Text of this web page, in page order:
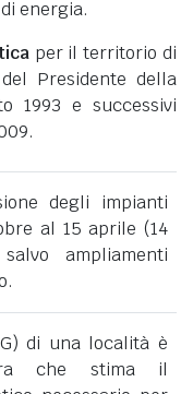
energia.
per il territorio di
Presidente della
1993 e successivi
degli impianti
al 15 aprile (14
ampliamenti
di una località è
che stima il